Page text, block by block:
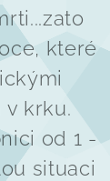
které
v krku.
od 1 -
situaci